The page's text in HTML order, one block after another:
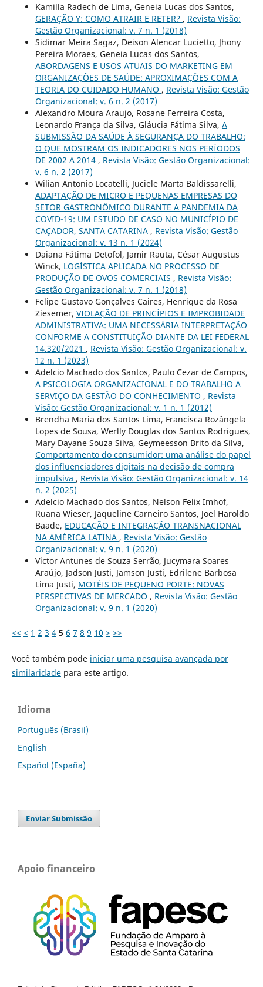
Kamilla Radech de Lima, Geneia Lucas dos Santos,
GERAÇÃO Y: COMO ATRAIR E RETER? , Revista Visão:
Gestão Organizacional: v. 7 n. 1 (2018)
Sidimar Meira Sagaz, Deison Alencar Lucietto, Jhony
Pereira Moraes, Geneia Lucas dos Santos,
ABORDAGENS E USOS ATUAIS DO MARKETING EM
ORGANIZAÇÕES DE SAÚDE: APROXIMAÇÕES COM A
TEORIA DO CUIDADO HUMANO , Revista Visão: Gestão
Organizacional: v. 6 n. 2 (2017)
Alexandro Moura Araujo, Rosane Ferreira Costa,
Leonardo França da Silva, Gláucia Fátima Silva, A
SUBMISSÃO DA SAÚDE À SEGURANÇA DO TRABALHO:
O QUE MOSTRAM OS INDICADORES NOS PERÍODOS
DE 2002 A 2014 , Revista Visão: Gestão Organizacional:
v. 6 n. 2 (2017)
Wilian Antonio Locatelli, Juciele Marta Baldissarelli,
ADAPTAÇÃO DE MICRO E PEQUENAS EMPRESAS DO
SETOR GASTRONÔMICO DURANTE A PANDEMIA DA
COVID-19: UM ESTUDO DE CASO NO MUNICÍPIO DE
CAÇADOR, SANTA CATARINA , Revista Visão: Gestão
Organizacional: v. 13 n. 1 (2024)
Daiana Fátima Detofol, Jamir Rauta, César Augustus
Winck, LOGÍSTICA APLICADA NO PROCESSO DE
PRODUÇÃO DE OVOS COMERCIAIS , Revista Visão:
Gestão Organizacional: v. 7 n. 1 (2018)
Felipe Gustavo Gonçalves Caires, Henrique da Rosa
Ziesemer, VIOLAÇÃO DE PRINCÍPIOS E IMPROBIDADE
ADMINISTRATIVA: UMA NECESSÁRIA INTERPRETAÇÃO
CONFORME A CONSTITUIÇÃO DIANTE DA LEI FEDERAL
14.320/2021 , Revista Visão: Gestão Organizacional: v.
12 n. 1 (2023)
Adelcio Machado dos Santos, Paulo Cezar de Campos,
A PSICOLOGIA ORGANIZACIONAL E DO TRABALHO A
SERVIÇO DA GESTÃO DO CONHECIMENTO , Revista
Visão: Gestão Organizacional: v. 1 n. 1 (2012)
Brendha Maria dos Santos Lima, Francisca Rozângela
Lopes de Sousa, Werlly Douglas dos Santos Rodrigues,
Mary Dayane Souza Silva, Geymeesson Brito da Silva,
Comportamento do consumidor: uma análise do papel
dos influenciadores digitais na decisão de compra
impulsiva , Revista Visão: Gestão Organizacional: v. 14
n. 2 (2025)
Adelcio Machado dos Santos, Nelson Felix Imhof,
Ruana Wieser, Jaqueline Carneiro Santos, Joel Haroldo
Baade, EDUCAÇÃO E INTEGRAÇÃO TRANSNACIONAL
NA AMÉRICA LATINA , Revista Visão: Gestão
Organizacional: v. 9 n. 1 (2020)
Victor Antunes de Souza Serrão, Jucymara Soares
Araújo, Jadson Justi, Jamson Justi, Edrilene Barbosa
Lima Justi, MOTÉIS DE PEQUENO PORTE: NOVAS
PERSPECTIVAS DE MERCADO , Revista Visão: Gestão
Organizacional: v. 9 n. 1 (2020)
<< < 1 2 3 4 5 6 7 8 9 10 > >>
Você também pode iniciar uma pesquisa avançada por
similaridadepara este artigo.
Idioma
Português (Brasil)
English
Español (España)
Enviar Submissão
Apoio financeiro